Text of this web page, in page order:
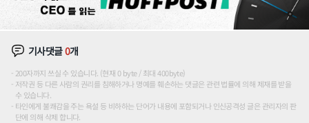
기사댓글0개
200자까지 쓰실 수 있습니다. (현재 0 byte / 최대 400byte)
저작권 등 다른 사람의 권리를 침해하거나 명예를 훼손하는 댓글은 관련 법률에 의해 제재를 받을
수 있습니다.
타인에게 불쾌감을 주는 욕설 등 비하하는 단어가 내용에 포함되거나 인신공격성 글은 관리자의 판
단에 의해 삭제 합니다.